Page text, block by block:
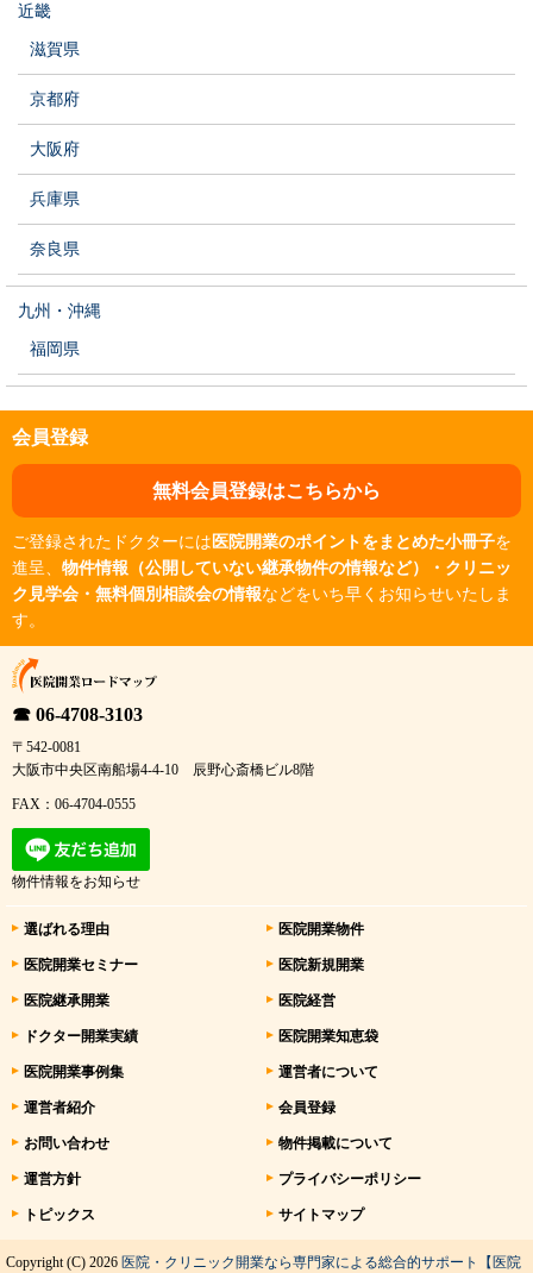
近畿
滋賀県
京都府
大阪府
兵庫県
奈良県
九州・沖縄
福岡県
会員登録
無料会員登録はこちらから
ご登録されたドクターには 医院開業のポイントをまとめた小冊子を
進呈、 物件情報（公開していない継承物件の情報など）・クリニッ
ク見学会・無料個別相談会の情報などをいち早くお知らせいたしま
す。
☎ 06-4708-3103
〒542-0081
大阪市中央区南船場4-4-10 辰野心斎橋ビル8階
FAX：06-4704-0555
物件情報をお知らせ
選ばれる理由 医院開業物件
医院開業セミナー 医院新規開業
医院継承開業 医院経営
ドクター開業実績 医院開業知恵袋
医院開業事例集 運営者について
運営者紹介 会員登録
お問い合わせ 物件掲載について
運営方針 プライバシーポリシー
トピックス サイトマップ
Copyright (C) 2026 医院・クリニック開業なら専門家による総合的サポート【医院